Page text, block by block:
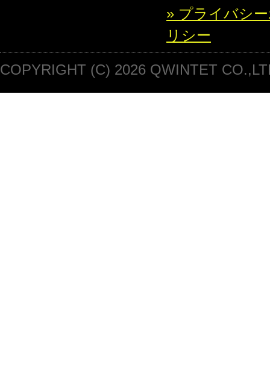
» プライバシ
リシー
COPYRIGHT (C) 2026 QWINTET